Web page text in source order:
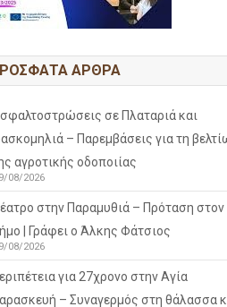
ΆΡΘΡΑ
σε Πλαταριά και
– Παρεμβάσεις για τη
αγροτικής οδοποιίας
08/2026
στην Παραμυθιά – Πρόταση στον
| Γράφει ο Άλκης Φάτσιος
08/2026
για 27χρονο στην Αγία
– Συναγερμός στη θάλασσα